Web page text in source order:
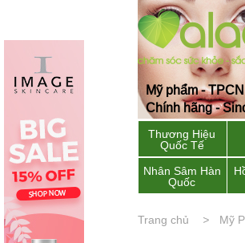
Mỹ phẩm - TPCN
Chính hãng -
Thương Hiệu
Quốc Tế
Nhân Sâm Hàn
Quốc
Trang chủ Mỹ